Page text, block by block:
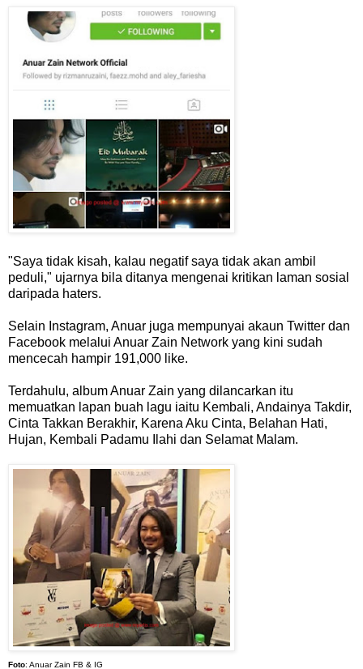
"Saya tidak kisah, kalau negatif saya tidak akan ambil
peduli," ujarnya bila ditanya mengenai kritikan laman sosial
daripada haters.
Selain Instagram, Anuar juga mempunyai akaun Twitter dan
Facebook melalui Anuar Zain Network yang kini sudah
mencecah hampir 191,000 like.
Terdahulu, album Anuar Zain yang dilancarkan itu
memuatkan lapan buah lagu iaitu Kembali, Andainya Takdir,
Cinta Takkan Berakhir, Karena Aku Cinta, Belahan Hati,
Hujan, Kembali Padamu Ilahi dan Selamat Malam.
Foto: Anuar Zain FB & IG